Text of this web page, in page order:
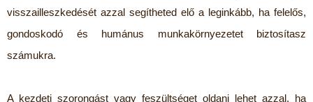
visszailleszkedését azzal segítheted elő a leginkább, ha felelős,
gondoskodó és humánus munkakörnyezetet biztosítasz
számukra.
A kezdeti szorongást vagy feszültséget oldani lehet azzal, ha